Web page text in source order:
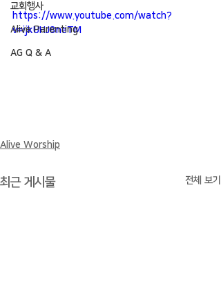
교회행사
Alive Parenting
AG Q & A
https://www.youtube.com/watch?
v=ijkUHJ8neTM
Alive Worship
최근 게시물 전체 보기